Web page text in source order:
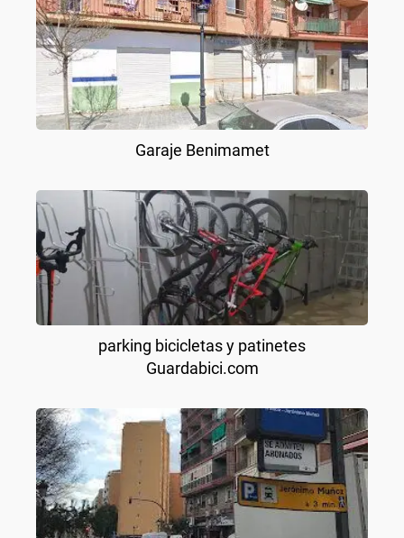
Garaje Benimamet
parking bicicletas y patinetes
Guardabici.com